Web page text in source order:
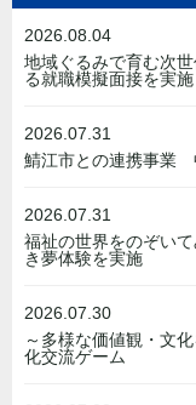
2026.08.04
地域ぐるみで育む次
る就職模擬面接を実施
2026.07.31
鯖江市との連携事業
2026.07.31
福祉の世界をのぞい
き夢体験を実施
2026.07.30
～多様な価値観・文
化交流ゲーム